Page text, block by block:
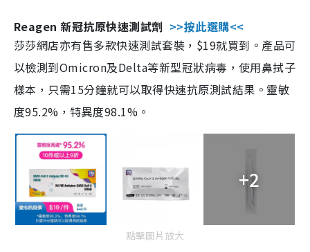
Reagen 新冠抗原快速測試劑 >>按此選購<<
莎莎網店亦有售多款快速測試套裝，$19就買到。產品可
以檢測到Omicron及Delta等新型冠狀病毒，使用鼻拭子
樣本，只需15分鐘就可以取得快速抗原測試結果。靈敏
度95.2%，特異度98.1%。
+2
點擊圖片放大